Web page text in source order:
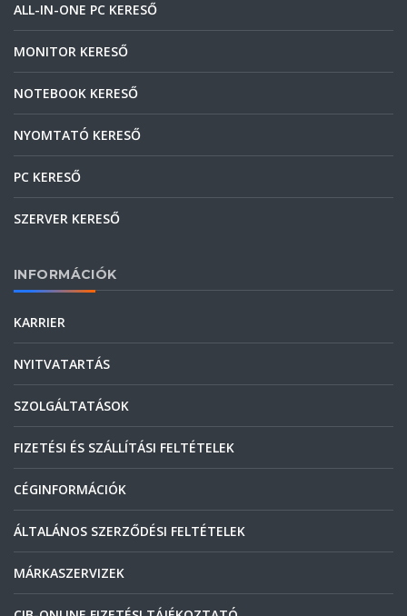
ALL-IN-ONE PC KERESŐ
MONITOR KERESŐ
NOTEBOOK KERESŐ
NYOMTATÓ KERESŐ
PC KERESŐ
SZERVER KERESŐ
INFORMÁCIÓK
KARRIER
NYITVATARTÁS
SZOLGÁLTATÁSOK
FIZETÉSI ÉS SZÁLLÍTÁSI FELTÉTELEK
CÉGINFORMÁCIÓK
ÁLTALÁNOS SZERZŐDÉSI FELTÉTELEK
MÁRKASZERVIZEK